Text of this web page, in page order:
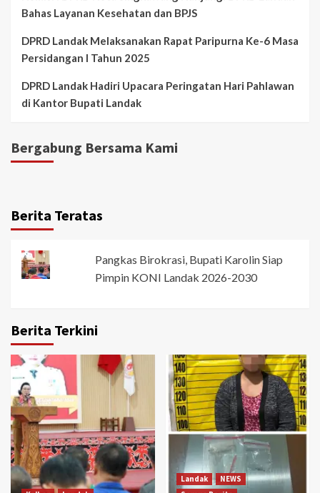
Bahas Layanan Kesehatan dan BPJS
DPRD Landak Melaksanakan Rapat Paripurna Ke-6 Masa
Persidangan I Tahun 2025
DPRD Landak Hadiri Upacara Peringatan Hari Pahlawan
di Kantor Bupati Landak
Bergabung Bersama Kami
Berita Teratas
Pangkas Birokrasi, Bupati Karolin Siap
Pimpin KONI Landak 2026-2030
Berita Terkini
Landak
NEWS